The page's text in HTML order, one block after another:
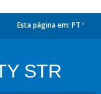
Esta página em: PT
STR